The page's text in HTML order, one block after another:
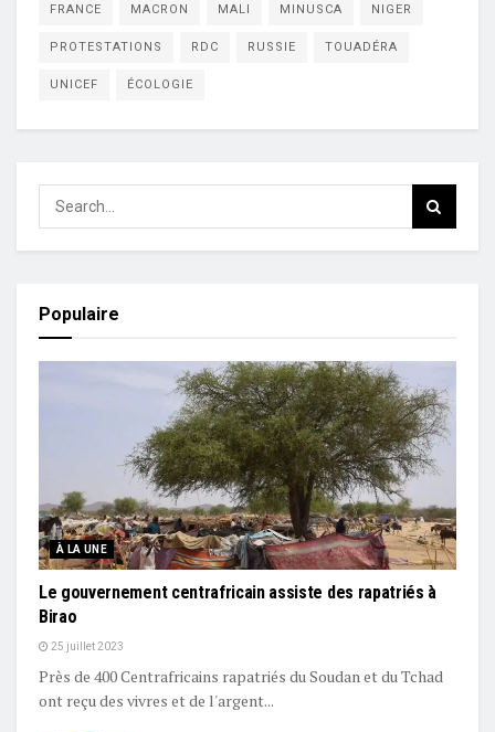
FRANCE MACRON MALI MINUSCA NIGER
PROTESTATIONS RDC RUSSIE TOUADÉRA
UNICEF ÉCOLOGIE
Populaire
À LA UNE
Le gouvernement centrafricain assiste des rapatriés à
Birao
25 juillet 2023
Près de 400 Centrafricains rapatriés du Soudan et du Tchad
ont reçu des vivres et de l'argent...